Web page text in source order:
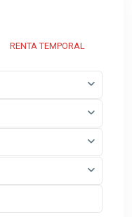
RENTA TEMPORAL